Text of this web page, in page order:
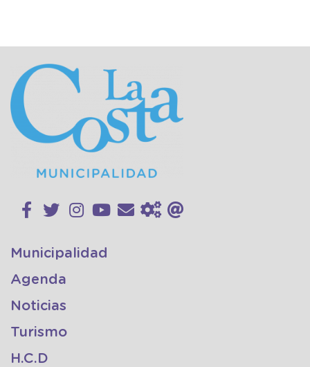
Municipalidad
Agenda
Noticias
Turismo
H.C.D